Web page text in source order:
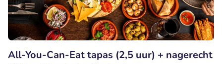
All-You-Can-Eat tapas (2,5 uur) + nagerecht